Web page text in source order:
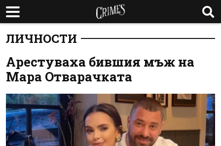
ЛИЧНОСТИ
Арестуваха бившия мъж на
Мара Отварачката